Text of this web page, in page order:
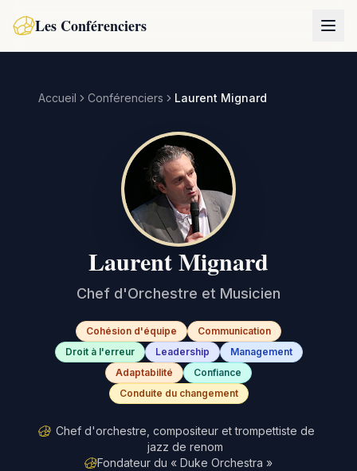
Les Conférenciers
Accueil Conférenciers Laurent Mignard
Laurent Mignard
Chef d'Orchestre et Musicien
Cohésion d'équipe
Communication
Droit à l'erreur
Leadership
Management
Adaptabilité
Confiance
Conduite du changement
Chef d'orchestre, compositeur et trompettiste de
jazz de renom
Fondateur du « Duke Orchestra »